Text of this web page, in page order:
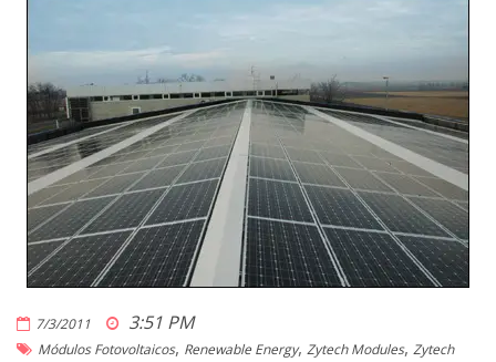
7/3/2011 3:51 PM
Módulos Fotovoltaicos, Renewable Energy, Zytech Modules, Zytech